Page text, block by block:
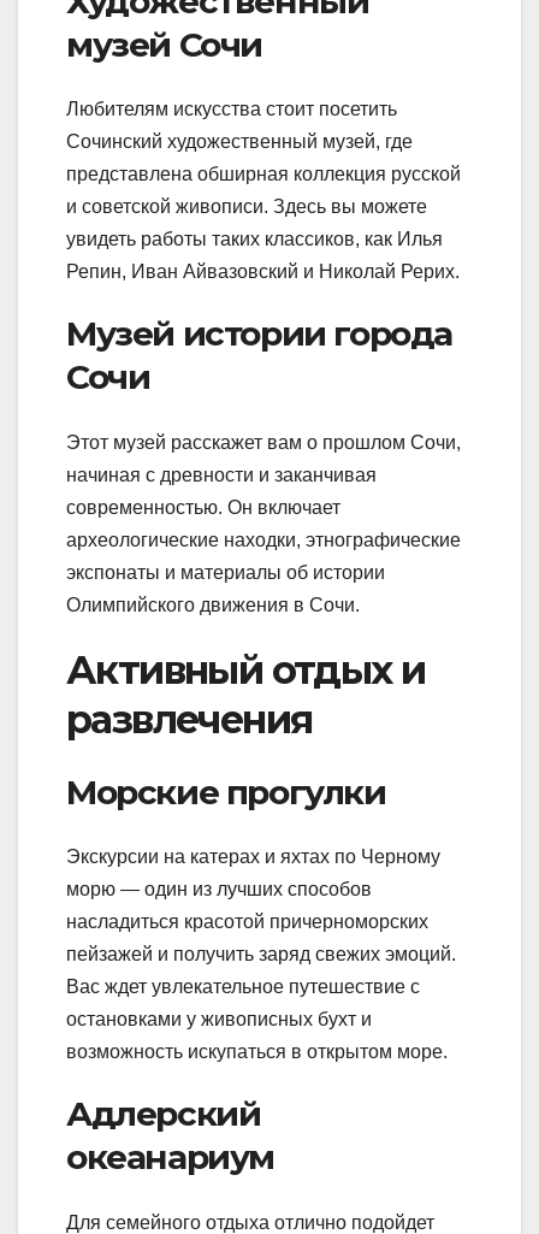
музей Сочи
Любителям искусства стоит посетить
Сочинский художественный музей, где
представлена обширная коллекция русской
и советской живописи. Здесь вы можете
увидеть работы таких классиков, как Илья
Репин, Иван Айвазовский и Николай Рерих.
Музей истории города
Сочи
Этот музей расскажет вам о прошлом Сочи,
начиная с древности и заканчивая
современностью. Он включает
археологические находки, этнографические
экспонаты и материалы об истории
Олимпийского движения в Сочи.
Активный отдых и
развлечения
Морские прогулки
Экскурсии на катерах и яхтах по Черному
морю — один из лучших способов
насладиться красотой причерноморских
пейзажей и получить заряд свежих эмоций.
Вас ждет увлекательное путешествие с
остановками у живописных бухт и
возможность искупаться в открытом море.
Адлерский
океанариум
Для семейного отдыха отлично подойдет